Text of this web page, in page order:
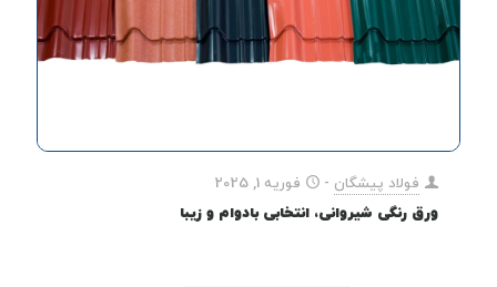
فولاد پیشگان -
فوریه 1, 2025
ورق رنگی شیروانی، انتخابی بادوام و زیبا